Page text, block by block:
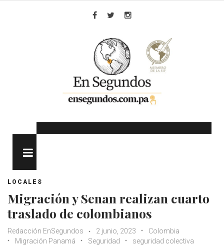
LOCALES
Migración y Senan realizan cuarto
traslado de colombianos
Redacción EnSegundos 2 junio, 2023
Colombia
Migración Panamá
Seguridad seguridad colectiva